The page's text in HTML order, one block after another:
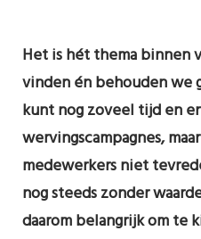
Het is hét thema binnen
vinden én behouden we
kunt nog zoveel tijd en
wervingscampagnes,
medewerkers niet
nog steeds zonder
daarom belangrijk om te